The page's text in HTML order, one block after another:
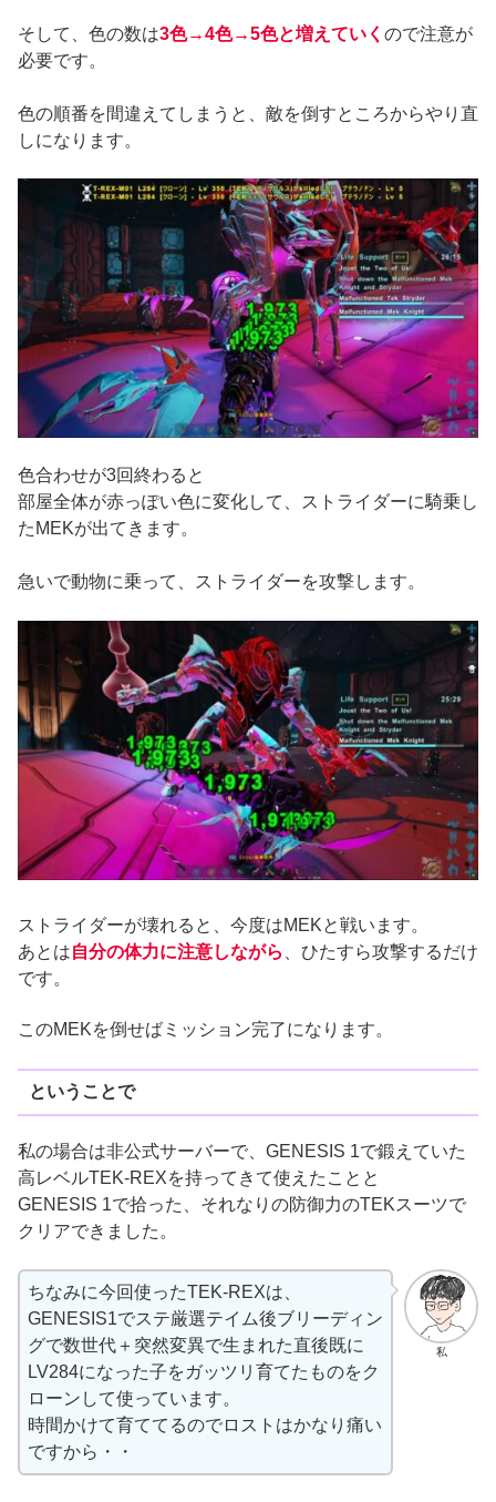
そして、色の数は3色→4色→5色と増えていく ので注意が
必要です。
色の順番を間違えてしまうと、敵を倒すところからやり直
しになります。
色合わせが3回終わると
部屋全体が赤っぽい色に変化して、ストライダーに騎乗し
たMEKが出てきます。
急いで動物に乗って、ストライダーを攻撃します。
ストライダーが壊れると、今度はMEKと戦います。
あとは自分の体力に注意しながら
、ひたすら攻撃するだけ
です。
このMEKを倒せばミッション完了になります。
ということで
私の場合は非公式サーバーで、GENESIS 1で鍛えていた
高レベルTEK-REXを持ってきて使えたことと
GENESIS 1で拾った、それなりの防御力のTEKスーツで
クリアできました。
私
ちなみに今回使ったTEK-REXは、
GENESIS1でステ厳選テイム後ブリーディン
グで数世代＋突然変異で生まれた直後既に
LV284になった子をガッツリ育てたものをク
ローンして使っています。
時間かけて育ててるのでロストはかなり痛い
ですから・・